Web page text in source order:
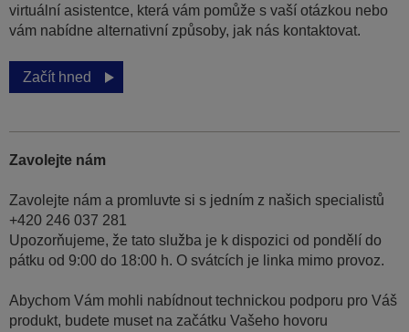
virtuální asistentce, která vám pomůže s vaší otázkou nebo
vám nabídne alternativní způsoby, jak nás kontaktovat.
Začít hned
Zavolejte nám
Zavolejte nám a promluvte si s jedním z našich specialistů
+420 246 037 281
Upozorňujeme, že tato služba je k dispozici od pondělí do
pátku od 9:00 do 18:00 h. O svátcích je linka mimo provoz.
Abychom Vám mohli nabídnout technickou podporu pro Váš
produkt, budete muset na začátku Vašeho hovoru